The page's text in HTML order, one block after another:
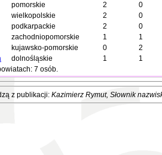
pomorskie 2
0
wielkopolskie 2
0
podkarpackie 2
0
zachodniopomorskie 1
1
kujawsko-pomorskie 0
2
dolnośląskie 1
1
7 osób.
z publikacji: Kazimierz Rymut, Słownik